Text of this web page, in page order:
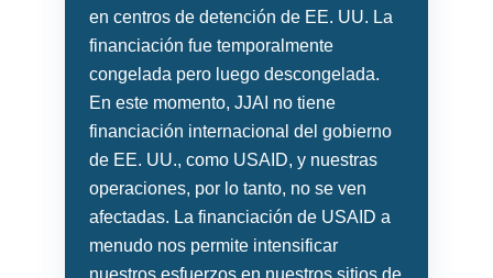
en centros de detención de EE. UU. La
financiación fue temporalmente
congelada pero luego descongelada.
En este momento, JJAI no tiene
financiación internacional del gobierno
de EE. UU., como USAID, y nuestras
operaciones, por lo tanto, no se ven
afectadas. La financiación de USAID a
menudo nos permite intensificar
nuestros esfuerzos en nuestros sitios de